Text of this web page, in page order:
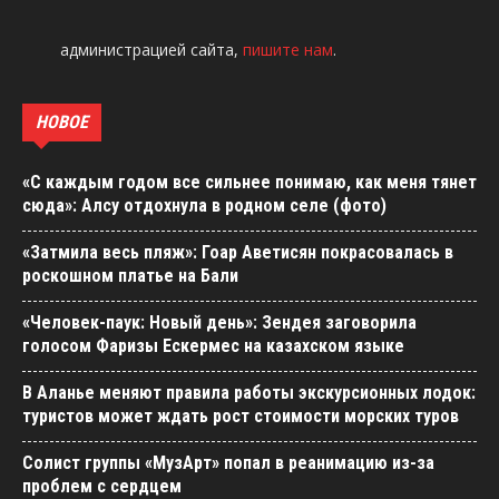
администрацией сайта, пишите нам.
НОВОЕ
«С каждым годом все сильнее понимаю, как меня тянет
сюда»: Алсу отдохнула в родном селе (фото)
«Затмила весь пляж»: Гоар Аветисян покрасовалась в
роскошном платье на Бали
«Человек-паук: Новый день»: Зендея заговорила
голосом Фаризы Ескермес на казахском языке
В Аланье меняют правила работы экскурсионных лодок:
туристов может ждать рост стоимости морских туров
Солист группы «МузАрт» попал в реанимацию из-за
проблем с сердцем